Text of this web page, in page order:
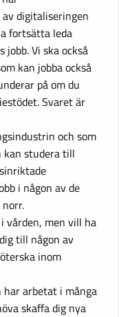
digitaliseringen
fortsätta leda
Vi ska också
kan jobba också
på om du
Svaret är
och som
kan studera till
i någon av de
vården, men vill ha
till någon av
inom
har arbetat i många
skaffa dig nya